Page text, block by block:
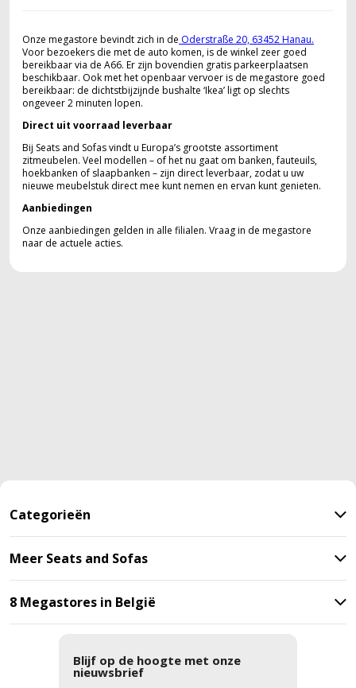
Onze megastore bevindt zich in de Oderstraße 20, 63452 Hanau.
Voor bezoekers die met de auto komen, is de winkel zeer goed
bereikbaar via de A66. Er zijn bovendien gratis parkeerplaatsen
beschikbaar. Ook met het openbaar vervoer is de megastore goed
bereikbaar: de dichtstbijzijnde bushalte ‘Ikea’ ligt op slechts
ongeveer 2 minuten lopen.
Direct uit voorraad leverbaar
Bij Seats and Sofas vindt u Europa’s grootste assortiment
zitmeubelen. Veel modellen – of het nu gaat om banken, fauteuils,
hoekbanken of slaapbanken – zijn direct leverbaar, zodat u uw
nieuwe meubelstuk direct mee kunt nemen en ervan kunt genieten.
Aanbiedingen
Onze aanbiedingen gelden in alle filialen. Vraag in de megastore
naar de actuele acties.
Categorieën
Meer Seats and Sofas
8 Megastores in België
Blijf op de hoogte met onze
nieuwsbrief